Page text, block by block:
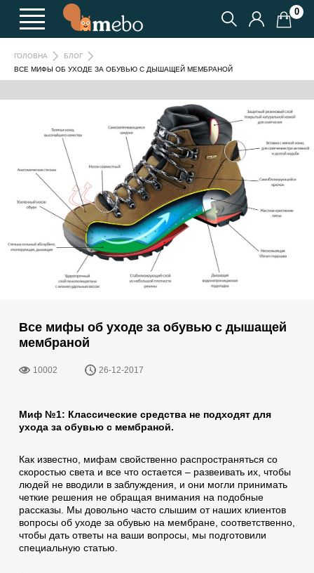
0
ГОЛОВНА
БЛОГ
ВСЕ МИФЫ ОБ УХОДЕ ЗА ОБУВЬЮ С ДЫШАЩЕЙ МЕМБРАНОЙ
Все мифы об уходе за обувью с дышащей
мембраной
10002 26-12-2017
Миф №1: Классические средства не подходят для
ухода за обувью с мембраной.
Как известно, мифам свойственно распространяться со
скоростью света и все что остается – развеивать их, чтобы
людей не вводили в заблуждения, и они могли принимать
четкие решения не обращая внимания на подобные
рассказы. Мы довольно часто слышим от наших клиентов
вопросы об уходе за обувью на мембране, соответственно,
чтобы дать ответы на ваши вопросы, мы подготовили
специальную статью.